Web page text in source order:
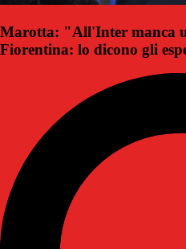
Marotta: "All'Inter manca
Fiorentina: lo dicono gli